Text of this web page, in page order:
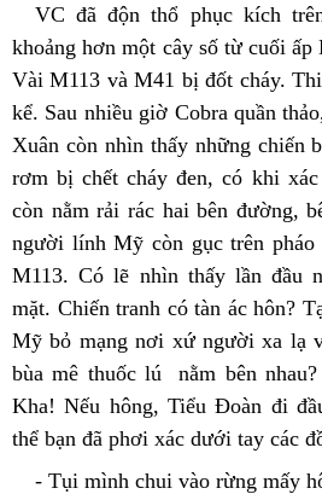
VC đã độn thổ phục kích
khoảng hơn một cây số từ cuối ấp
Vài M113 và M41 bị đốt cháy.
kể. Sau nhiều giờ Cobra quần
Xuân còn nhìn thấy những chiến
rơm bị chết cháy đen, có khi xác
còn nằm rải rác hai bên đường,
người lính Mỹ còn gục trên pháo
M113. Có lẽ nhìn thấy lần đầu
mặt. Chiến tranh có tàn ác hôn?
Mỹ bỏ mạng nơi xứ người xa lạ
bùa mê thuốc lú  nằm bên
Kha! Nếu hông, Tiểu Đoàn đi
thể bạn đã phơi xác dưới tay các
- Tụi mình chui vào rừng mấy